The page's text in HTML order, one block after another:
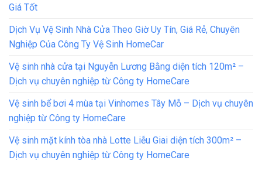
Giá Tốt
Dịch Vụ Vệ Sinh Nhà Cửa Theo Giờ Uy Tín, Giá Rẻ, Chuyên
Nghiệp Của Công Ty Vệ Sinh HomeCar
Vệ sinh nhà cửa tại Nguyễn Lương Bằng diện tích 120m² –
Dịch vụ chuyên nghiệp từ Công ty HomeCare
Vệ sinh bể bơi 4 mùa tại Vinhomes Tây Mỗ – Dịch vụ chuyên
nghiệp từ Công ty HomeCare
Vệ sinh mặt kính tòa nhà Lotte Liễu Giai diện tích 300m² –
Dịch vụ chuyên nghiệp từ Công ty HomeCare